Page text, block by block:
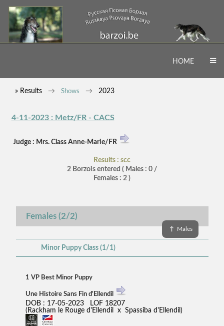
HOME
» Results Shows 2023
4-11-2023 : Metz/FR - CACS
Judge : Mrs. Class Anne-Marie/FR
Results : scc
2 Borzois entered ( Males : 0 /
Females : 2 )
Females (2/2)
↑ Males
Minor Puppy Class (1/1)
1 VP Best Minor Puppy
Une Histoire Sans Fin d'Ellendil
DOB : 17-05-2023 LOF 18207
(Rackham le Rouge d'Ellendil x Spassiba d'Ellendil)